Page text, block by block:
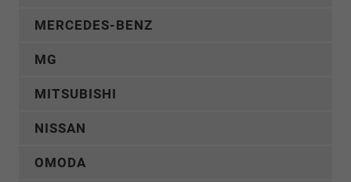
MERCEDES-BENZ
MG
MITSUBISHI
NISSAN
OMODA